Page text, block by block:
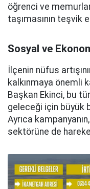
öğrenci ve
taşımasının teşvik
Sosyal ve
İlçenin nüfus
kalkınmaya önemli
Başkan Ekinci, bu
geleceği için büyük
Ayrıca
sektörüne de